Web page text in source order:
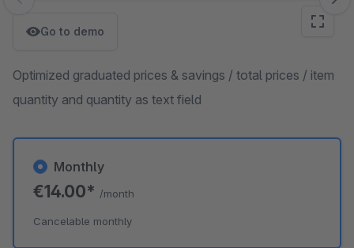
Skip image gallery
Go to demo
Optimized graduated prices & savings / total prices / item
quantity and quantity as text field
Monthly
€14.00* /month
Cancelable monthly